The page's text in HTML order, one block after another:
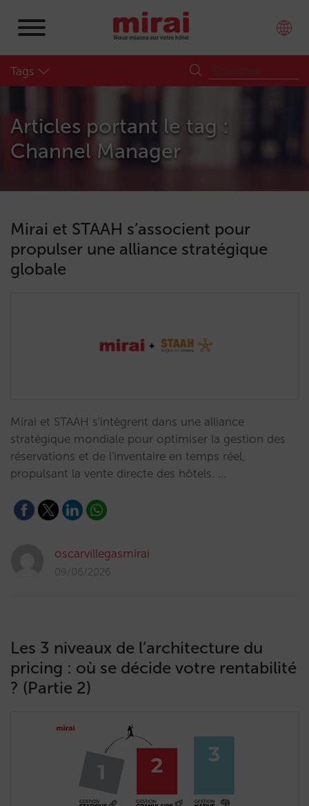
Tags
Articles portant le tag :
Channel Manager
Mirai et STAAH s’associent pour
propulser une alliance stratégique
globale
Mirai et STAAH s'intègrent dans une alliance
stratégique mondiale pour optimiser la gestion des
réservations et de l'inventaire en temps réel,
propulsant la vente directe des hôtels. …
oscarvillegasmirai
09/06/2026
Les 3 niveaux de l’architecture du
pricing : où se décide votre rentabilité
? (Partie 2)